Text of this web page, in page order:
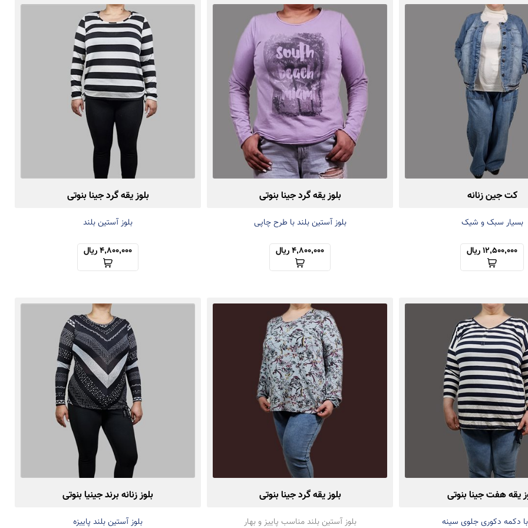
کت جین زنانه
بسیار سبک و شیک
12,500,000 ریال
بلوز یقه گرد جینا بنوتی
بلوز آستین بلند با طرح چاپی
4,800,000 ریال
بلوز یقه گرد جینا بنوتی
بلوز آستین بلند
4,800,000 ریال
یقه هفت جینا بنوتی
با دکمه دکوری جلوی سینه
بلوز یقه گرد جینا بنوتی
بلوز آستین بلند مناسب پاییز و بهار
بلوز زنانه برند جینیا بنوتی
بلوز آستین بلند پاییزه